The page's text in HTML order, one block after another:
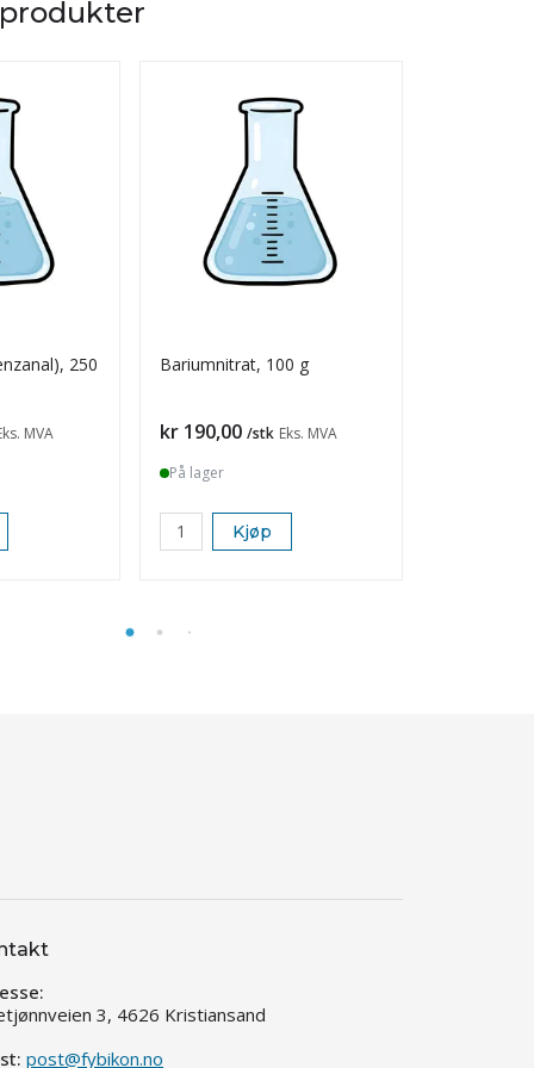
250
MVA
Bariumnitrat, 100 g
Pris
kr 190,00 /stk Eks. MVA
På lager
Kjøp
3, 4626 Kristiansand
post@fybikon.no